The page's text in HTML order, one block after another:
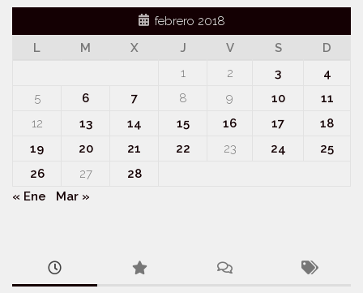
febrero 2018
L
M X J V S
D
1
2 3
4
5
6 7 8 9 10
11
12
13 14 15 16 17
18
19
20 21 22 23 24
25
26
27
28
« Ene
Mar »